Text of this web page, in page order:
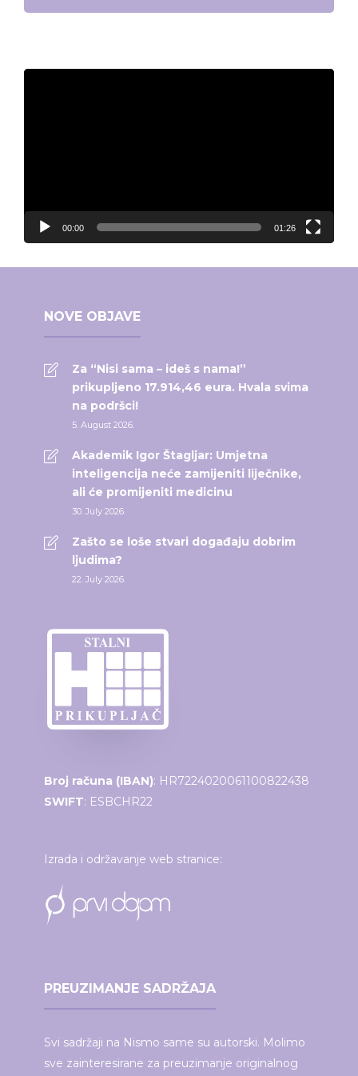
Video
00:00 01:26
NOVE OBJAVE
Za “Nisi sama – ideš s nama!”
prikupljeno 17.914,46 eura. Hvala svima
na podršci!
5. August 2026.
Akademik Igor Štagljar: Umjetna
inteligencija neće zamijeniti liječnike,
ali će promijeniti medicinu
30. July 2026.
Zašto se loše stvari događaju dobrim
ljudima?
22. July 2026.
Broj računa (IBAN): HR7224020061100822438
SWIFT: ESBCHR22
Izrada i održavanje web stranice:
PREUZIMANJE SADRŽAJA
Svi sadržaji na Nismo same su autorski. Molimo
sve zainteresirane za preuzimanje originalnog